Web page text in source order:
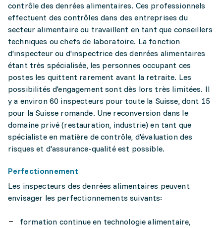
contrôle des denrées alimentaires. Ces professionnels
effectuent des contrôles dans des entreprises du
secteur alimentaire ou travaillent en tant que conseillers
techniques ou chefs de laboratoire. La fonction
d'inspecteur ou d'inspectrice des denrées alimentaires
étant très spécialisée, les personnes occupant ces
postes les quittent rarement avant la retraite. Les
possibilités d'engagement sont dès lors très limitées. Il
y a environ 60 inspecteurs pour toute la Suisse, dont 15
pour la Suisse romande. Une reconversion dans le
domaine privé (restauration, industrie) en tant que
spécialiste en matière de contrôle, d'évaluation des
risques et d'assurance-qualité est possible.
Perfectionnement
Les inspecteurs des denrées alimentaires peuvent
envisager les perfectionnements suivants:
formation continue en technologie alimentaire,